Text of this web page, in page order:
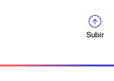
Subir